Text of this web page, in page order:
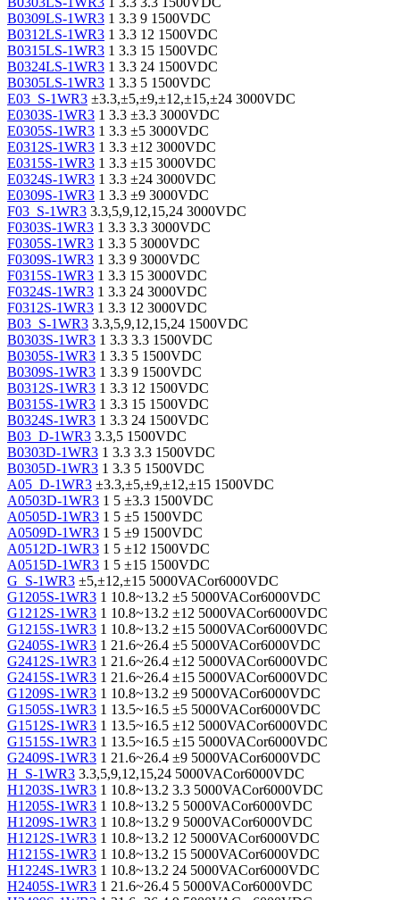
B0309LS-1WR3 1 3.3 9 1500VDC
B0312LS-1WR3 1 3.3 12 1500VDC
B0315LS-1WR3 1 3.3 15 1500VDC
B0324LS-1WR3 1 3.3 24 1500VDC
B0305LS-1WR3 1 3.3 5 1500VDC
E03_S-1WR3 ±3.3,±5,±9,±12,±15,±24 3000VDC
E0303S-1WR3 1 3.3 ±3.3 3000VDC
E0305S-1WR3 1 3.3 ±5 3000VDC
E0312S-1WR3 1 3.3 ±12 3000VDC
E0315S-1WR3 1 3.3 ±15 3000VDC
E0324S-1WR3 1 3.3 ±24 3000VDC
E0309S-1WR3 1 3.3 ±9 3000VDC
F03_S-1WR3 3.3,5,9,12,15,24 3000VDC
F0303S-1WR3 1 3.3 3.3 3000VDC
F0305S-1WR3 1 3.3 5 3000VDC
F0309S-1WR3 1 3.3 9 3000VDC
F0315S-1WR3 1 3.3 15 3000VDC
F0324S-1WR3 1 3.3 24 3000VDC
F0312S-1WR3 1 3.3 12 3000VDC
B03_S-1WR3 3.3,5,9,12,15,24 1500VDC
B0303S-1WR3 1 3.3 3.3 1500VDC
B0305S-1WR3 1 3.3 5 1500VDC
B0309S-1WR3 1 3.3 9 1500VDC
B0312S-1WR3 1 3.3 12 1500VDC
B0315S-1WR3 1 3.3 15 1500VDC
B0324S-1WR3 1 3.3 24 1500VDC
B03_D-1WR3 3.3,5 1500VDC
B0303D-1WR3 1 3.3 3.3 1500VDC
B0305D-1WR3 1 3.3 5 1500VDC
A05_D-1WR3 ±3.3,±5,±9,±12,±15 1500VDC
A0503D-1WR3 1 5 ±3.3 1500VDC
A0505D-1WR3 1 5 ±5 1500VDC
A0509D-1WR3 1 5 ±9 1500VDC
A0512D-1WR3 1 5 ±12 1500VDC
A0515D-1WR3 1 5 ±15 1500VDC
G_S-1WR3 ±5,±12,±15 5000VACor6000VDC
G1205S-1WR3 1 10.8~13.2 ±5 5000VACor6000VDC
G1212S-1WR3 1 10.8~13.2 ±12 5000VACor6000VDC
G1215S-1WR3 1 10.8~13.2 ±15 5000VACor6000VDC
G2405S-1WR3 1 21.6~26.4 ±5 5000VACor6000VDC
G2412S-1WR3 1 21.6~26.4 ±12 5000VACor6000VDC
G2415S-1WR3 1 21.6~26.4 ±15 5000VACor6000VDC
G1209S-1WR3 1 10.8~13.2 ±9 5000VACor6000VDC
G1505S-1WR3 1 13.5~16.5 ±5 5000VACor6000VDC
G1512S-1WR3 1 13.5~16.5 ±12 5000VACor6000VDC
G1515S-1WR3 1 13.5~16.5 ±15 5000VACor6000VDC
G2409S-1WR3 1 21.6~26.4 ±9 5000VACor6000VDC
H_S-1WR3 3.3,5,9,12,15,24 5000VACor6000VDC
H1203S-1WR3 1 10.8~13.2 3.3 5000VACor6000VDC
H1205S-1WR3 1 10.8~13.2 5 5000VACor6000VDC
H1209S-1WR3 1 10.8~13.2 9 5000VACor6000VDC
H1212S-1WR3 1 10.8~13.2 12 5000VACor6000VDC
H1215S-1WR3 1 10.8~13.2 15 5000VACor6000VDC
H1224S-1WR3 1 10.8~13.2 24 5000VACor6000VDC
H2405S-1WR3 1 21.6~26.4 5 5000VACor6000VDC